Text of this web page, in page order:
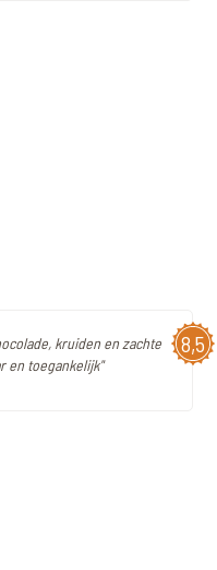
8,5
kruiden en zachte
en toegankelijk"